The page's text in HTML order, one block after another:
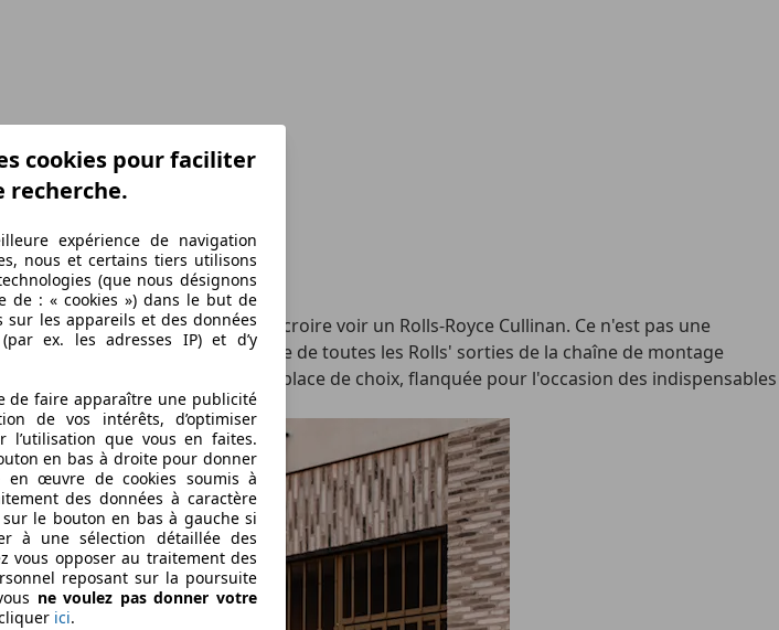
cookies pour faciliter
recherche.
expérience de navigation
nous et certains tiers utilisons
(que nous désignons
de : « cookies ») dans le but de
sur les appareils et des données
ex. les adresses IP) et d’y
de faire apparaître une publicité
de vos intérêts, d’optimiser
l’utilisation que vous en faites.
en bas à droite pour donner
œuvre de cookies soumis à
des données à caractère
le bouton en bas à gauche si
à une sélection détaillée des
vous opposer au traitement des
reposant sur la poursuite
ne voulez pas donner votre
ici.
un peu les yeux, on pourrait croire voir un Rolls-Royce Cullinan. Ce n'est pas une
responsable de la ligne de toutes les Rolls' sorties de la chaîne de montage
énorme calandre occupe une place de choix, flanquée pour l'occasion des indispensables